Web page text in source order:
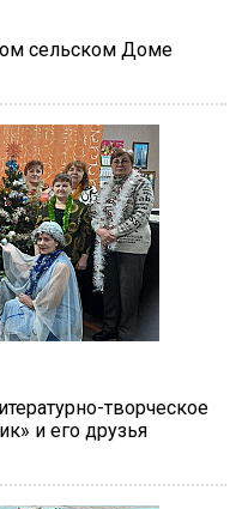
сельском Доме
творческое
и его друзья